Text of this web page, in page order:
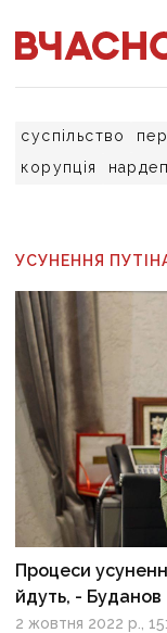
суспільство
корупція
УСУНЕННЯ
Процеси
йдуть, - Буданов
2 жовтня 2022 р.,